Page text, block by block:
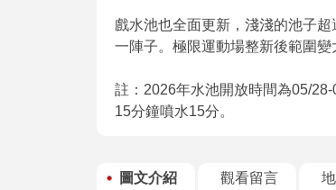
戲水池也全面更新，淺淺的池子
一陣子。極限運動場整新後範圍
註：2026年水池開放時間為05/
15分鐘噴水15分。
圖文介紹 觀看留言